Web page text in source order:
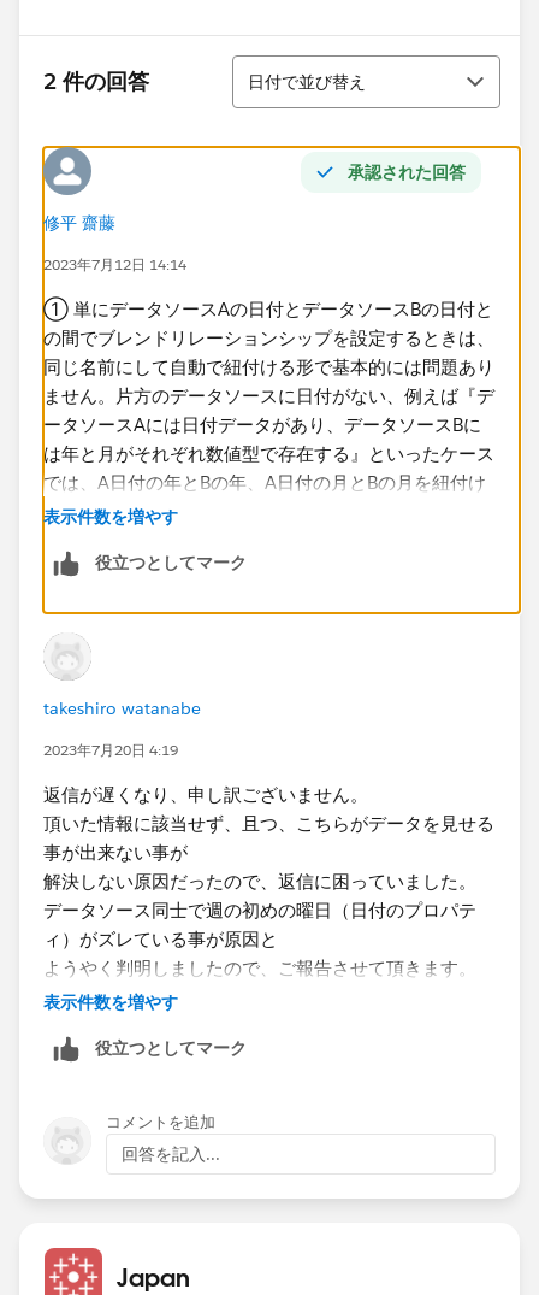
ます）
ソースBと同じ条件なはずなのですが、ソースBのメジ
ャーは表示されます。
ャーが表示されます。どのようなケースが考えられます
でしょうか。
ふわっとした質問で恐縮ですが、思いつきで構いません
情報を頂けると助かります。
2 件の回答
並び替え
日付で並び替え
承認された回答
修平 齋藤
2023年7月12日 14:14
① 単にデータソースAの日付とデータソースBの日付と
の間でブレンドリレーションシップを設定するときは、
同じ名前にして自動で紐付ける形で基本的には問題あり
ません。片方のデータソースに日付がない、例えば『デ
ータソースAには日付データがあり、データソースBに
は年と月がそれぞれ数値型で存在する』といったケース
では、A日付の年とBの年、A日付の月とBの月を紐付け
るときにカスタムが必要になります。
② 実際のデータを見てみないと確かなことは言えませ
イメージです。プライマリ由来のディメンションに存在
しないメンバーはセカンダリから表示できなくなりま
す。ここで考慮しなければならないのは、集計後に結合
するため、ビュー上にどのディメンションが配置されて
結合の挙動が異なることです。
仮にソースAの日付が{1月1日, 1月2日, 1月3日}のデー
タを、ソースCの日付が{1月15日, 1月16日, 2月27日}の
データを持ち、両方の日付フィールドが自動でブレンド
リレーションを構成されているとします。
ここでAをプライマリとし、Aの日付を入れた状態でCの
値を表示しようとしても出てきません。これはビュー上
表示件数を増やす
役立つとしてマーク
takeshiro watanabe
2023年7月20日 4:19
返信が遅くなり、申し訳ございません。
頂いた情報に該当せず、且つ、こちらがデータを見せる
事が出来ない事が
解決しない原因だったので、返信に困っていました。
データソース同士で週の初めの曜日（日付のプロパテ
ィ）がズレている事が原因と
ようやく判明しましたので、ご報告させて頂きます。
細かいご指導いつもありがとうございます。
表示件数を増やす
役立つとしてマーク
コメントを追加
回答を記入...
Japan